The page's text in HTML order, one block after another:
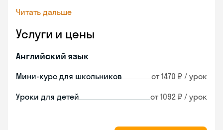
Читать дальше
Услуги и цены
Английский язык
Мини-курс для школьников от 1470 ₽ / урок
Уроки для детей от 1092 ₽ / урок